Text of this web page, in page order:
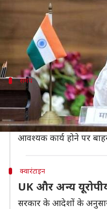
कोरोना वायरस महामारी
सरकार ने सोमवार को
जनवरी तक लागू रहेगा।
समय
नगर निगम क्षेत्रों में
समीक्षा बैठक के बाद
इस दौरान लोगों के
आवश्यक कार्य होने पर
क्वारंटाइन
UK और अन्य
सरकार के आदेशों के अनुसार